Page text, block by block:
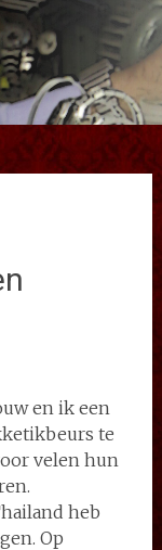
en ik een
te
velen hun
heb
Op